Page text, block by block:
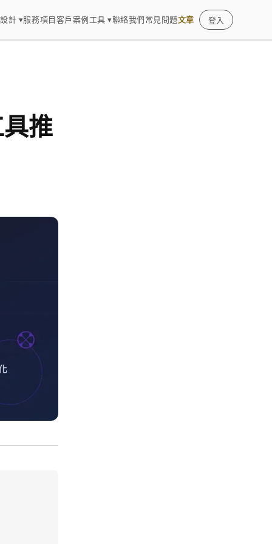
計 ▾服務項目客戶案例工具 ▾聯絡我們常見問題文章 登入
推